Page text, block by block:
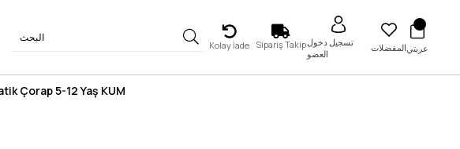
Kolay İade Sipariş Takipتسجيل دخول
العضو
المفضلاتعربتي
Çorap 5-12 Yaş KUM